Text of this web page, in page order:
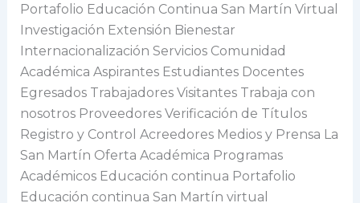
Portafolio Educación Continua San Martín Virtual
Investigación Extensión Bienestar
Internacionalización Servicios Comunidad
Académica Aspirantes Estudiantes Docentes
Egresados Trabajadores Visitantes Trabaja con
nosotros Proveedores Verificación de Títulos
Registro y Control Acreedores Medios y Prensa La
San Martín Oferta Académica Programas
Académicos Educación continua Portafolio
Educación continua San Martín virtual
Martín
en
Congreso
Internacional
en
México